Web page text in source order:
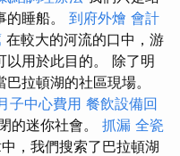
睡船。 到府外燴 會計
在較大的河流的口中，游
以用於此目的。 除了明
拉頓湖的社區現場。
子中心費用 餐飲設備回
的迷你社會。 抓漏 全瓷
，我們搜索了巴拉頓湖